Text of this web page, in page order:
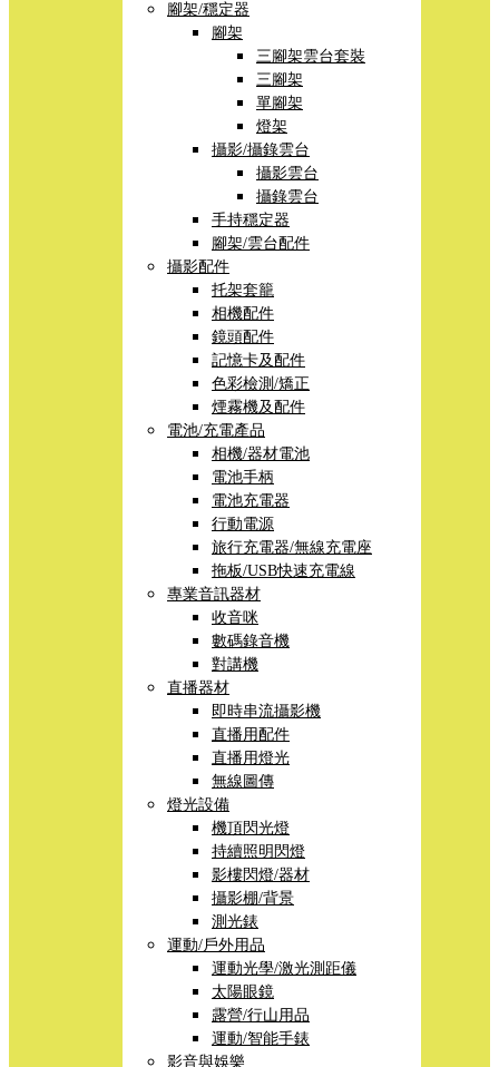
腳架/穩定器
腳架
三腳架雲台套裝
三腳架
單腳架
燈架
攝影/攝錄雲台
攝影雲台
攝錄雲台
手持穩定器
腳架/雲台配件
攝影配件
托架套籠
相機配件
鏡頭配件
記憶卡及配件
色彩檢測/矯正
煙霧機及配件
電池/充電產品
相機/器材電池
電池手柄
電池充電器
行動電源
旅行充電器/無線充電座
拖板/USB快速充電線
專業音訊器材
收音咪
數碼錄音機
對講機
直播器材
即時串流攝影機
直播用配件
直播用燈光
無線圖傳
燈光設備
機頂閃光燈
持續照明閃燈
影樓閃燈/器材
攝影棚/背景
測光錶
運動/戶外用品
運動光學/激光測距儀
太陽眼鏡
露營/行山用品
運動/智能手錶
影音與娛樂